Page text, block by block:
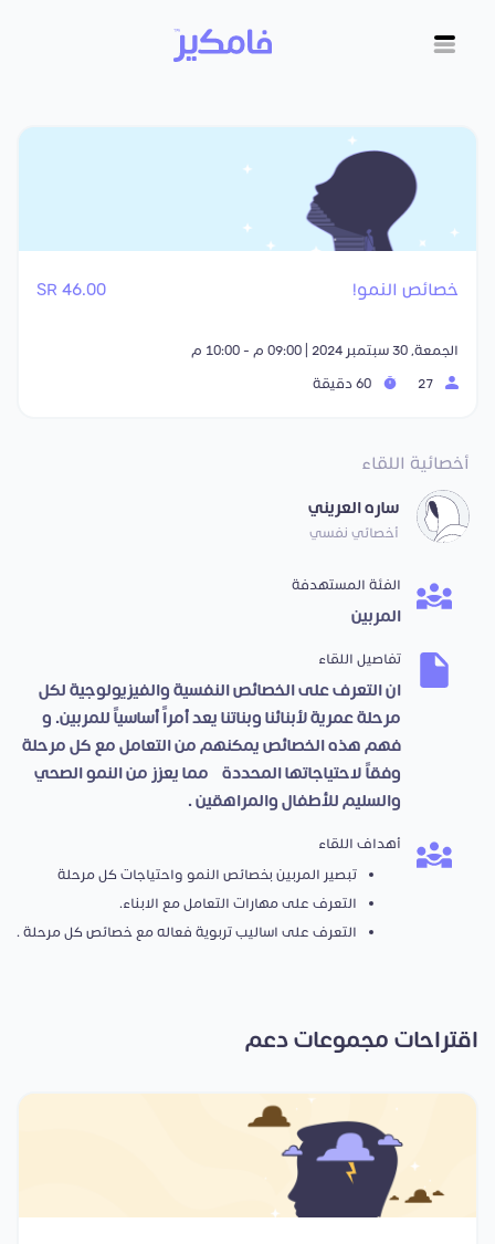
خصائص النمو! 46.00 SR
الجمعة, 30 سبتمبر 2024 | 09:00 م - 10:00 م
أخصائية اللقاء
ساره العريني
أخصائي نفسي
الفئة المستهدفة
المربين
تفاصيل اللقاء
ان التعرف على الخصائص النفسية والفيزيولوجية لكل
مرحلة عمرية لأبنائنا وبناتنا يعد أمراً أساسياً للمربين. و
فهم هذه الخصائص يمكنهم من التعامل مع كل مرحلة
وفقاً لاحتياجاتها المحددة، مما يعزز من النمو الصحي
والسليم للأطفال والمراهقين .
أهداف اللقاء
تبصير المربين بخصائص النمو واحتياجات كل مرحلة
التعرف على مهارات التعامل مع الابناء.
التعرف على اساليب تربوية فعاله مع خصائص كل مرحلة .
اقتراحات مجموعات دعم